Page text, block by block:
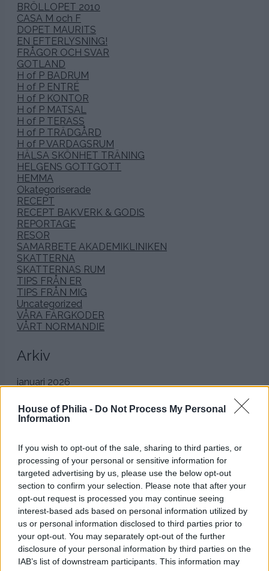
House of Philia - Do Not Process My Personal
Information
If you wish to opt-out of the sale, sharing to third parties, or
processing of your personal or sensitive information for
targeted advertising by us, please use the below opt-out
section to confirm your selection. Please note that after your
opt-out request is processed you may continue seeing
interest-based ads based on personal information utilized by
us or personal information disclosed to third parties prior to
your opt-out. You may separately opt-out of the further
disclosure of your personal information by third parties on the
IAB’s list of downstream participants. This information may
BRÖLLOPET 2010
CASA M och F
DOPET MAURITS
EN EFTERLYSNING!
FRÅGOR OCH SVAR
GOTLAND
H of P BADRUM
H of P ENTRÉ
H of P KONTOR
H of P MATSAL
H of P TERASS
H of P TRÄDGÅRD
H of P VARDAGSRUM
HÄLSA SKÖNHET TRÄNING
HELGENS GOTTGOTT
HEMMA
Okategoriserade
RECEPT
RECEPT BAKVERK & GODIS
REPORTAGE
RESOR
SAMARBETE AKADEMIKLINIKEN
SKATTERNA
SKATTERNAS RUM
TIPS FRÅN ER
TIPS FRÅN MIG
Uncategorized
VÅRA FÄRGKODER
VÅRT NORMANDIE
Arkiv
januari 2026
november 2025
oktober 2025
juli 2025
juni 2025
maj 2025
april 2025
mars 2025
februari 2025
december 2024
november 2024
oktober 2024
september 2024